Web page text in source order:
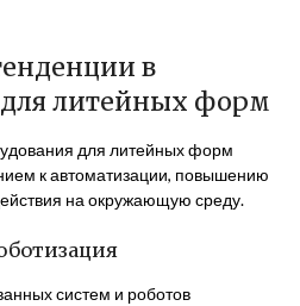
в
литейных форм
для литейных форм
к автоматизации, повышению
на окружающую среду.
систем и роботов